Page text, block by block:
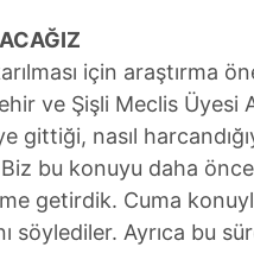
için araştırma
ve Şişli Meclis Üyesi
gittiği, nasıl
Biz bu konuyu daha
getirdik. Cuma
söylediler. Ayrıca bu